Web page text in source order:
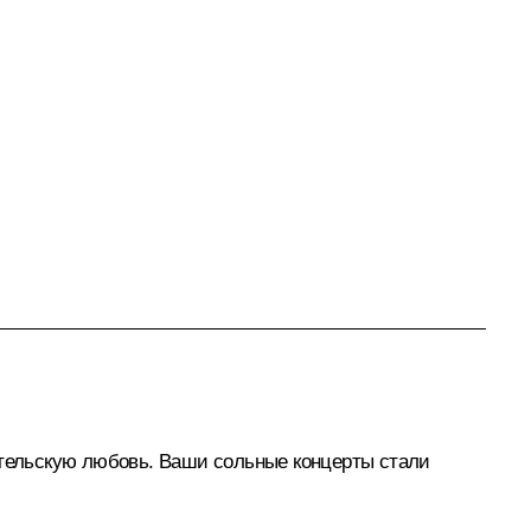
любовь. Ваши сольные концерты стали